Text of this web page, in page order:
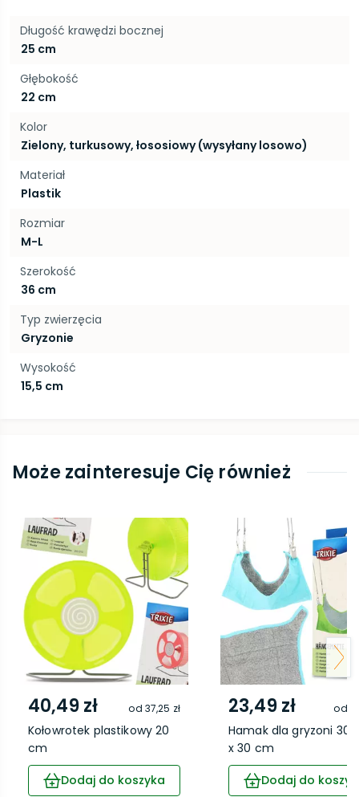
Długość krawędzi bocznej
25 cm
Głębokość
22 cm
Kolor
Zielony, turkusowy, łososiowy (wysyłany losowo)
Materiał
Plastik
Rozmiar
M-L
Szerokość
36 cm
Typ zwierzęcia
Gryzonie
Wysokość
15,5 cm
Może zainteresuje Cię również
40,49 zł od 37,25 zł
Kołowrotek plastikowy 20
cm
Dodaj do koszyka
23,49 zł od
Hamak dla gryzoni 30
x 30 cm
Dodaj do